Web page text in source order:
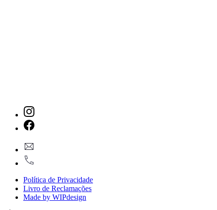
New
Window
Window
Política de Privacidade
Livro de Reclamações
Made by WIPdesign